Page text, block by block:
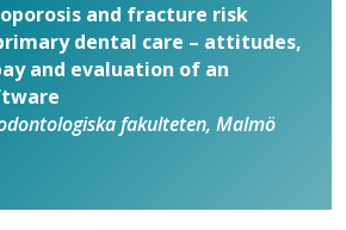
and fracture risk
dental care – attitudes,
and evaluation of an
fakulteten, Malmö